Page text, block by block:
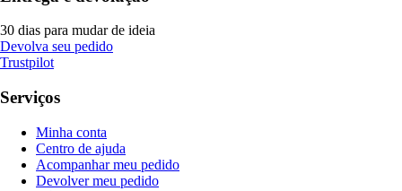
30 dias para mudar de ideia
Devolva seu pedido
Trustpilot
Serviços
Minha conta
Centro de ajuda
Acompanhar meu pedido
Devolver meu pedido